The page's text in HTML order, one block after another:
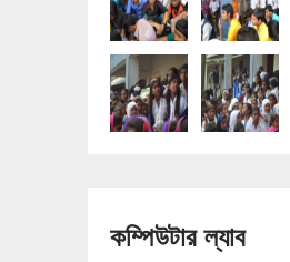
কম্পিউটার ল্যাব